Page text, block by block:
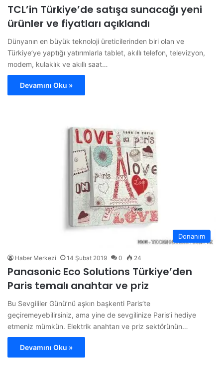
TCL’in Türkiye’de satışa sunacağı yeni
ürünler ve fiyatları açıklandı
Dünyanın en büyük teknoloji üreticilerinden biri olan ve
Türkiye’ye yaptığı yatırımlarla tablet, akıllı telefon, televizyon,
modem, kulaklık ve akıllı saat…
Devamını Oku »
Donanım
Haber Merkezi 14 Şubat 2019 0 24
Panasonic Eco Solutions Türkiye’den
Paris temalı anahtar ve priz
Bu Sevgililer Günü’nü aşkın başkenti Paris’te
geçiremeyebilirsiniz, ama yine de sevgilinize Paris’i hediye
etmeniz mümkün. Elektrik anahtarı ve priz sektörünün…
Devamını Oku »